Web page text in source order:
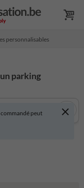
personnalisables
parking
peut